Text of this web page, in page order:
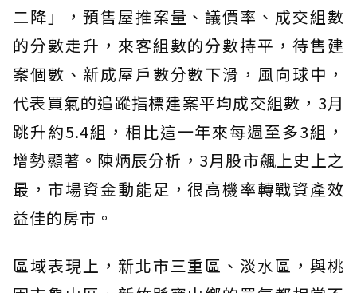
二降」，預售屋推案量、議價率、成交組數
的分數走升，來客組數的分數持平，待售建
案個數、新成屋戶數分數下滑，風向球中，
代表買氣的追蹤指標建案平均成交組數，3月
跳升約5.4組，相比這一年來每週至多3組，
增勢顯著。陳炳辰分析，3月股市飆上史上之
最，市場資金動能足，很高機率轉戰資產效
益佳的房市。
區域表現上，新北市三重區、淡水區，與桃